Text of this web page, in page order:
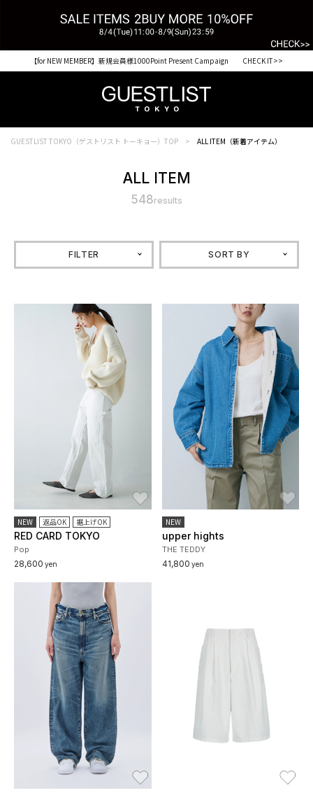
税込33,000円以上ご購入で送料無料 CHECK IT>>
【for NEW MEMBER】新規会員様1000Point Present Campaign CHECK IT>>
GUESTLIST TOKYO（ゲストリスト トーキョー）TOP ALL ITEM（新着アイテム）
ALL ITEM
548results
FILTER SORT BY
NEW 返品OK 裾上げOK
RED CARD TOKYO
Pop
28,600 yen
NEW
upper hights
THE TEDDY
41,800 yen